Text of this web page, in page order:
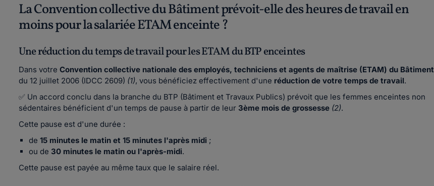
La Convention collective du Bâtiment prévoit-elle des heures de travail en
moins pour la salariée ETAM enceinte ?
Une réduction du temps de travail pour les ETAM du BTP enceintes
Dans votre Convention collective nationale des employés, techniciens et agents de maîtrise (ETAM) du Bâtiment
du 12 juillet 2006 (IDCC 2609) (1), vous bénéficiez effectivement d'une réduction de votre temps de travail.
✅ Un accord conclu dans la branche du BTP (Bâtiment et Travaux Publics) prévoit que les femmes enceintes non
sédentaires bénéficient d'un temps de pause à partir de leur 3ème mois de grossesse (2).
Cette pause est d'une durée :
de 15 minutes le matin et 15 minutes l'après midi ;
ou de 30 minutes le matin ou l'après-midi.
Cette pause est payée au même taux que le salaire réel.